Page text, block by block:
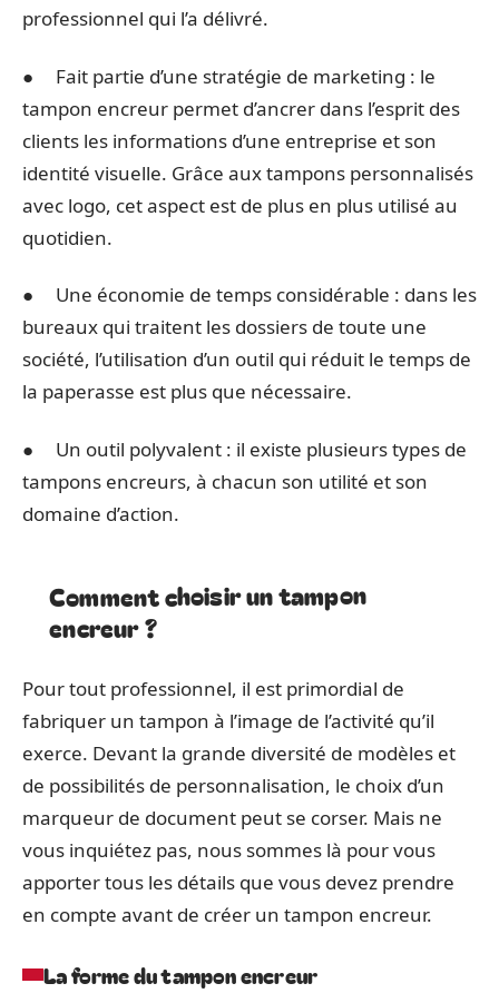
professionnel qui l’a délivré.
● Fait partie d’une stratégie de marketing : le
tampon encreur permet d’ancrer dans l’esprit des
clients les informations d’une entreprise et son
identité visuelle. Grâce aux tampons personnalisés
avec logo, cet aspect est de plus en plus utilisé au
quotidien.
● Une économie de temps considérable : dans les
bureaux qui traitent les dossiers de toute une
société, l’utilisation d’un outil qui réduit le temps de
la paperasse est plus que nécessaire.
● Un outil polyvalent : il existe plusieurs types de
tampons encreurs, à chacun son utilité et son
domaine d’action.
Comment choisir un tampon
encreur ?
Pour tout professionnel, il est primordial de
fabriquer un tampon à l’image de l’activité qu’il
exerce. Devant la grande diversité de modèles et
de possibilités de personnalisation, le choix d’un
marqueur de document peut se corser. Mais ne
vous inquiétez pas, nous sommes là pour vous
apporter tous les détails que vous devez prendre
en compte avant de créer un tampon encreur.
La forme du tampon encreur